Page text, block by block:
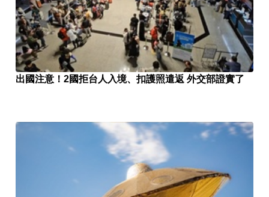
出國注意！2國拒台人入境、扣護照遣返 外交部證實了